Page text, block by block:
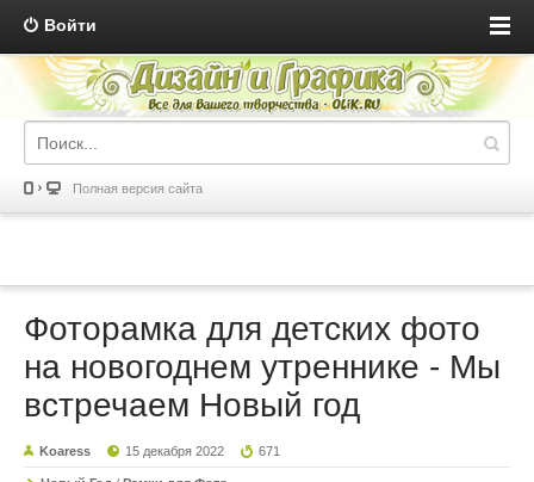
Войти
Полная версия сайта
Фоторамка для детских фото
на новогоднем утреннике - Мы
встречаем Новый год
Koaress 15 декабря 2022 671